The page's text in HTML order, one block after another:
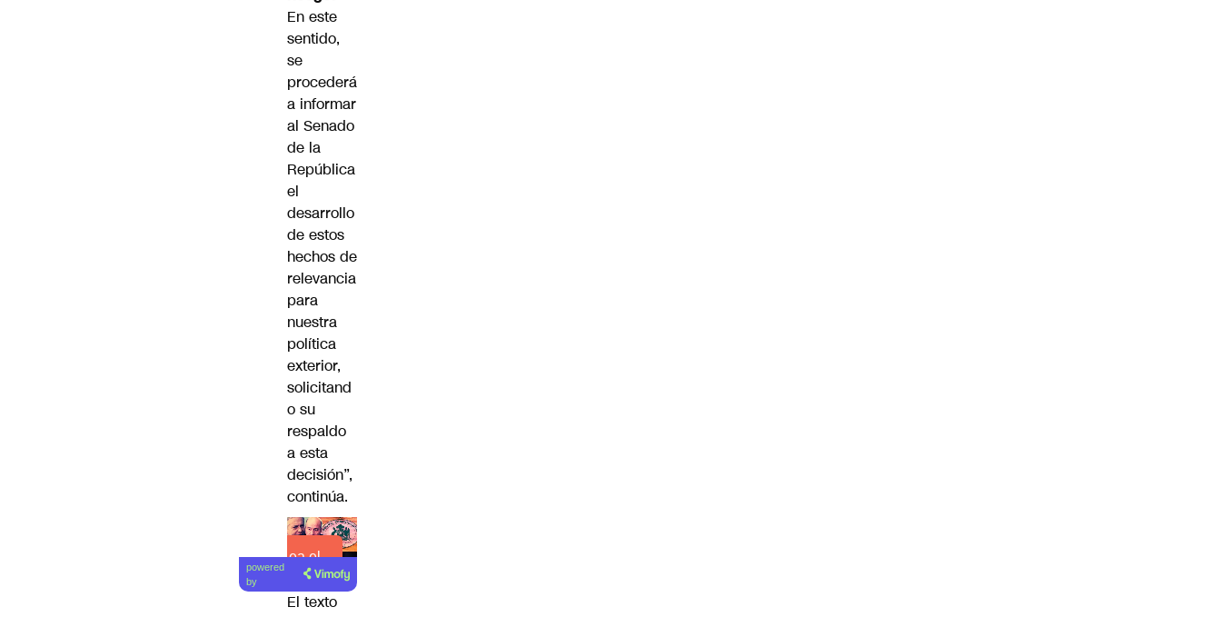
En este
sentido,
se
procederá
a informar
al Senado
de la
República
el
desarrollo
de estos
hechos de
relevancia
para
nuestra
política
exterior,
solicitand
o su
respaldo
a esta
decisión”,
continúa.
Lea el
artículo
powered
by
El texto